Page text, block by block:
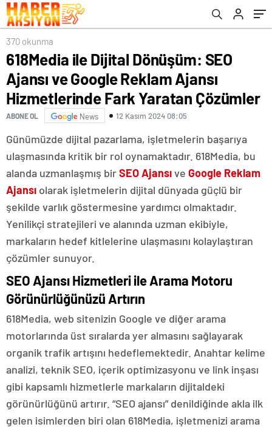
Yaratan Çözümler
370 okunma
618Media ile Dijital Dönüşüm: SEO
Ajansı ve Google Reklam Ajansı
Hizmetlerinde Fark Yaratan Çözümler
ABONE OL News 12 Kasım 2024 08:05
Günümüzde dijital pazarlama, işletmelerin başarıya
ulaşmasında kritik bir rol oynamaktadır. 618Media, bu
alanda uzmanlaşmış birSEO Ajansıve Google Reklam
Ajansı olarak işletmelerin dijital dünyada güçlü bir
şekilde varlık göstermesine yardımcı olmaktadır.
Yenilikçi stratejileri ve alanında uzman ekibiyle,
markaların hedef kitlelerine ulaşmasını kolaylaştıran
çözümler sunuyor.
SEO Ajansı Hizmetleri ile Arama Motoru
Görünürlüğünüzü Artırın
618Media, web sitenizin Google ve diğer arama
motorlarında üst sıralarda yer almasını sağlayarak
organik trafik artışını hedeflemektedir. Anahtar kelime
analizi, teknik SEO, içerik optimizasyonu ve link inşası
gibi kapsamlı hizmetlerle markaların dijitaldeki
görünürlüğünü artırır. “SEO ajansı” denildiğinde akla ilk
gelen isimlerden biri olan 618Media, işletmenizi arama